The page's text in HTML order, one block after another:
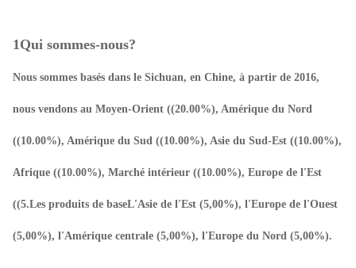
1Qui sommes-nous?
Nous sommes basés dans le Sichuan, en Chine, à partir de 2016,
nous vendons au Moyen-Orient ((20.00%), Amérique du Nord
((10.00%), Amérique du Sud ((10.00%), Asie du Sud-Est ((10.00%),
Afrique ((10.00%), Marché intérieur ((10.00%), Europe de l'Est
((5.Les produits de baseL'Asie de l'Est (5,00%), l'Europe de l'Ouest
(5,00%), l'Amérique centrale (5,00%), l'Europe du Nord (5,00%).